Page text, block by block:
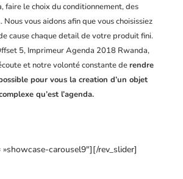
faire le choix du conditionnement, des
vous aidons afin que vous choisissiez
cause chaque detail de votre produit fini.
5, Imprimeur Agenda 2018 Rwanda,
et notre volonté constante derendre
pour vous la creation d’un objet
qu’est l’agenda.
»showcase-carousel9″][/rev_slider]